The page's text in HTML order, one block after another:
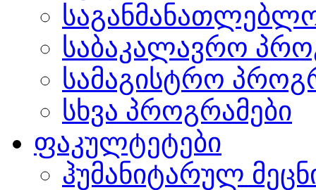
საბაკალავრო
სამაგისტრო
სხვა პროგრამები
ფაკულტეტები
ჰუმანიტარულ